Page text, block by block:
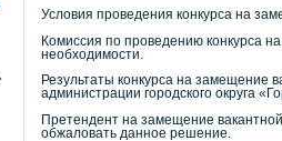
Условия проведения конкурса на
Комиссия по проведению конкурса
необходимости.
Результаты конкурса на замещение
администрации городского округа
Претендент на замещение
обжаловать данное решение.